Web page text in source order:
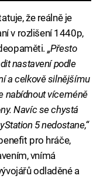
že reálně je
v rozlišení 1440p,
„Přesto
nastavení podle
a celkově silnějšímu
nabídnout víceméně
Navíc se chystá
5 nedostane,“
pro hráče,
vnímá
odladěné a